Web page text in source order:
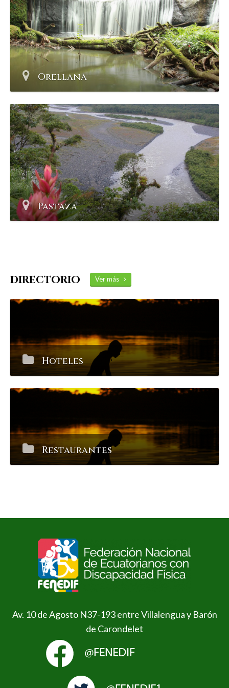
Orellana
Pastaza
DIRECTORIO Ver más
Hoteles
Restaurantes
Av. 10 de Agosto N37-193 entre Villalengua y Barón
de Carondelet